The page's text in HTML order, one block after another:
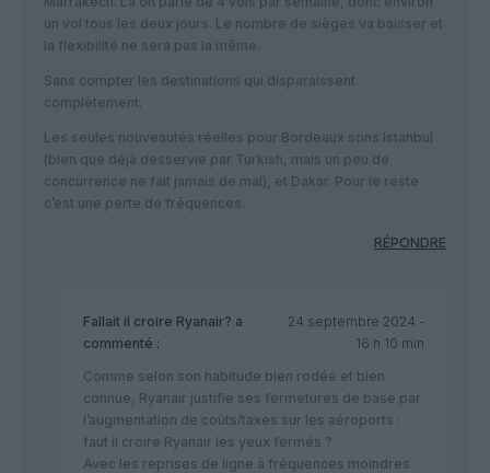
un vol tous les deux jours. Le nombre de sièges va baisser et
la flexibilité ne sera pas la même.
Sans compter les destinations qui disparaissent
complètement.
Les seules nouveautés réelles pour Bordeaux sons Istanbul
(bien que déjà desservie par Turkish, mais un peu de
concurrence ne fait jamais de mal), et Dakar. Pour le reste
c’est une perte de fréquences.
RÉPONDRE
Fallait il croire Ryanair? a
commenté :
24 septembre 2024 -
16 h 10 min
Comme selon son habitude bien rodée et bien
connue, Ryanair justifie ses fermetures de base par
l’augmentation de coûts/taxes sur les aéroports :
faut il croire Ryanair les yeux fermés ?
Avec les reprises de ligne à fréquences moindres